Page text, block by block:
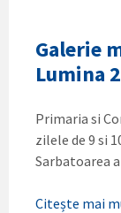
Galerie
Lumina
Primaria si
zilele de 9 si
Sarbatoarea
Citește mai